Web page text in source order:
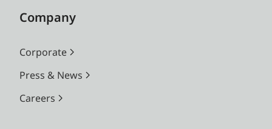
Company
Corporate
Press & News
Careers